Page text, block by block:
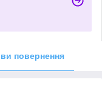
повернення